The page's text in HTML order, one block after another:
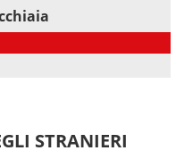
STRANIERI